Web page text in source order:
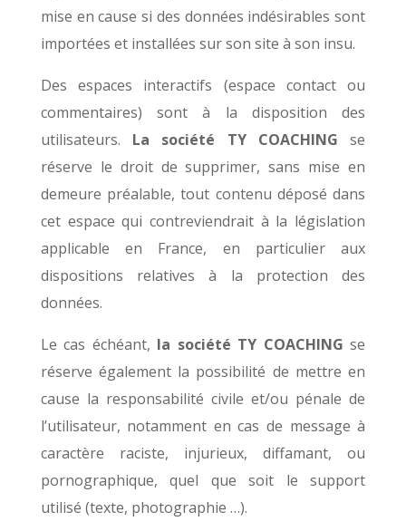
mise en cause si des données indésirables sont
importées et installées sur son site à son insu.
Des espaces interactifs (espace contact ou
commentaires) sont à la disposition des
utilisateurs.
La société TY COACHING
se
réserve le droit de supprimer, sans mise en
demeure préalable, tout contenu déposé dans
cet espace qui contreviendrait à la législation
applicable en France, en particulier aux
dispositions relatives à la protection des
données.
Le cas échéant, la société TY COACHING se
réserve également la possibilité de mettre en
cause la responsabilité civile et/ou pénale de
l’utilisateur, notamment en cas de message à
caractère raciste, injurieux, diffamant, ou
pornographique, quel que soit le support
utilisé (texte, photographie …).